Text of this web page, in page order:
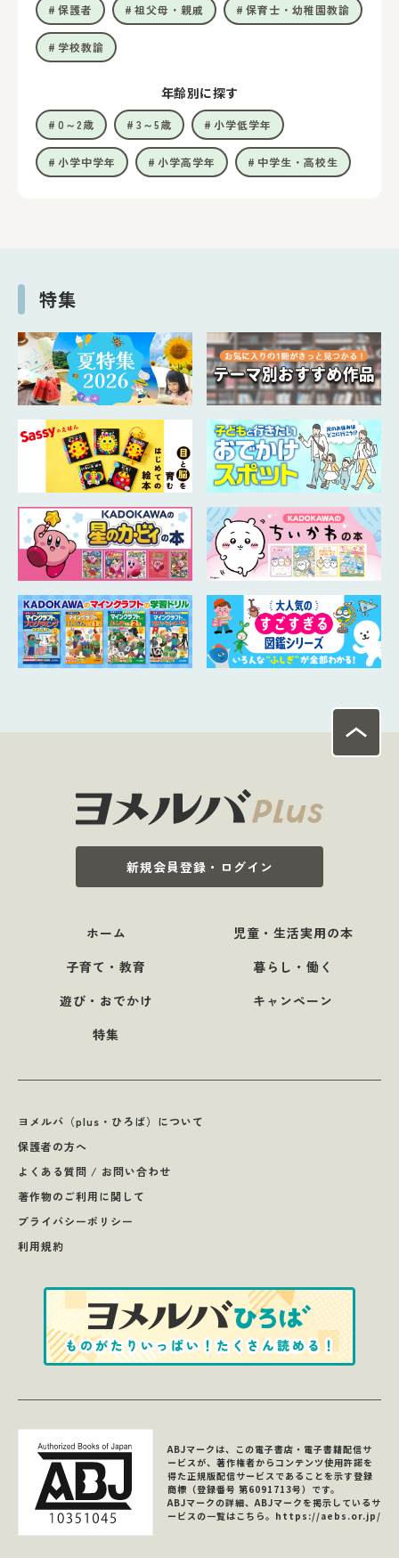
保護者 祖父母・親戚 保育士・幼稚園教諭
学校教諭
年齢別に探す
0～2歳 3～5歳 小学低学年
小学中学年 小学高学年 中学生・高校生
特集
新規会員登録・ログイン
ホーム
児童・生活実用の本
子育て・教育
暮らし・働く
遊び・おでかけ
キャンペーン
特集
ヨメルバ（plus・ひろば）について
保護者の方へ
よくある質問 / お問い合わせ
著作物のご利用に関して
プライバシーポリシー
利用規約
ABJマークは、この電子書店・電子書籍配信サ
ービスが、著作権者からコンテンツ使用許諾を
得た正規版配信サービスであることを示す登録
商標（登録番号 第6091713号）です。
ABJマークの詳細、ABJマークを掲示しているサ
ービスの一覧はこちら。 https://aebs.or.jp/